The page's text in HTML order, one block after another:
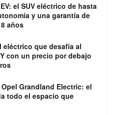
el SUV eléctrico de hasta
y una garantía de
años
eléctrico que desafía al
con un precio por debajo
Grandland Electric: el
todo el espacio que